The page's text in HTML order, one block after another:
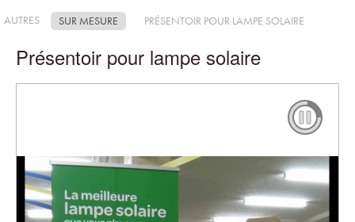
AUTRES SUR MESURE PRÉSENTOIR POUR LAMPE SOLAIRE
Présentoir pour lampe solaire